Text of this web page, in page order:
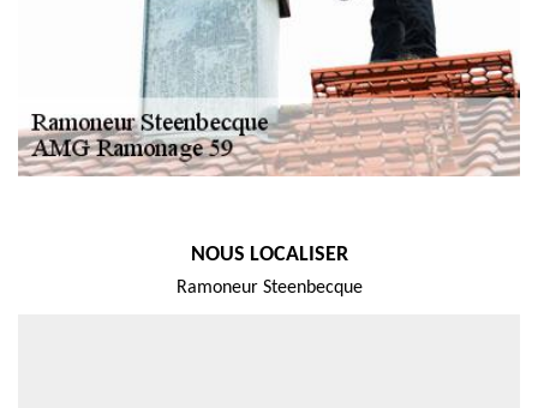
NOUS LOCALISER
Ramoneur Steenbecque